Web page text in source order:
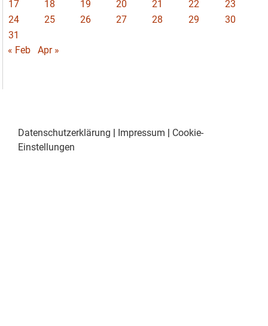
17
18 19 20 21 22
23
24
25 26 27 28 29
30
31
« Feb
Apr »
Datenschutzerklärung | Impressum | Cookie-
Einstellungen